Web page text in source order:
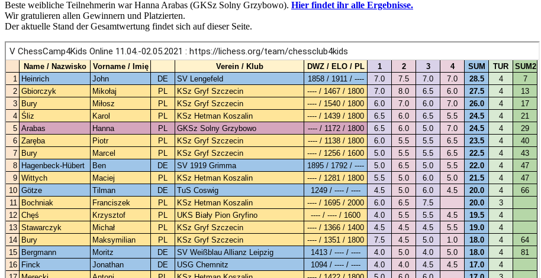
Beste weibliche Teilnehmerin war Hanna Arabas (GKSz Solny Grzybowo). Hier findet ihr alle Ergebnisse.
Wir gratulieren allen Gewinnern und Platzierten.
Der aktuelle Stand der Gesamtwertung findet sich auf dieser Seite.